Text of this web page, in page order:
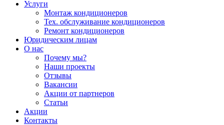
Услуги
Монтаж кондиционеров
Тех. обслуживание кондиционеров
Ремонт кондиционеров
Юридическим лицам
О нас
Почему мы?
Наши проекты
Отзывы
Вакансии
Акции от партнеров
Статьи
Акции
Контакты